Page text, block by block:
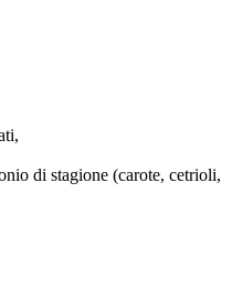
di stagione (carote, cetrioli,